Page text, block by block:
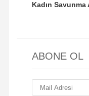
Kadın Savunma
ABONE OL